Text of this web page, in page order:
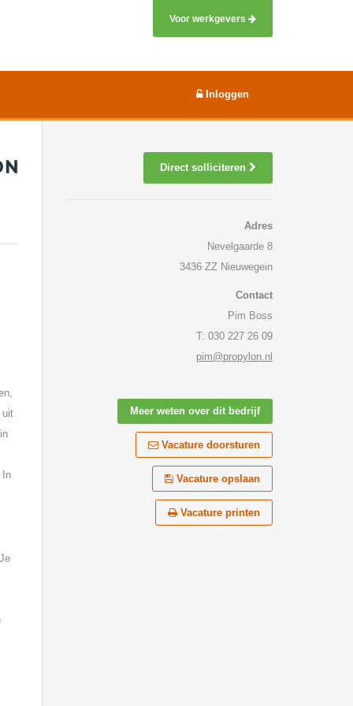
Voor werkgevers
Inloggen
uit
In
Direct solliciteren
Adres
Nevelgaarde 8
3436 ZZ Nieuwegein
Contact
Pim Boss
T: 030 227 26 09
pim@propylon.nl
Meer weten over dit bedrijf
Vacature doorsturen
Vacature opslaan
Vacature printen